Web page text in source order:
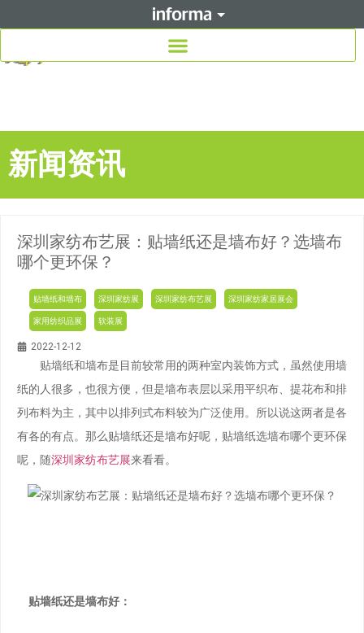
新闻资讯
深圳家纺布艺展：贴墙纸还是墙布好？选墙布
哪个更环保？
贴墙纸和墙布 深圳家纺展 深圳家纺布艺展 深圳家纺家居展会
家用纺织品展 软装展
2022-12-12
贴墙纸和墙布是目前较常用的两种室内装饰方式，虽然使用墙
纸的人很多，也很方便，但是墙布表层以采用平织布、提花布和排
列布料为主，其中以排列式布料较为广泛使用。所以说这两者是各
有各的有点。那么贴墙纸还是墙布好呢，贴墙纸选墙布哪个更环保
呢，随深圳家纺布艺展来看看。
贴墙纸还是墙布好：